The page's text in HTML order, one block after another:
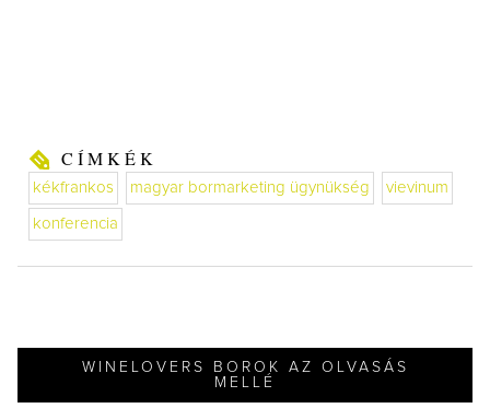
CÍMKÉK
kékfrankos magyar bormarketing ügynükség vievinum
konferencia
WINELOVERS BOROK AZ OLVASÁS
MELLÉ